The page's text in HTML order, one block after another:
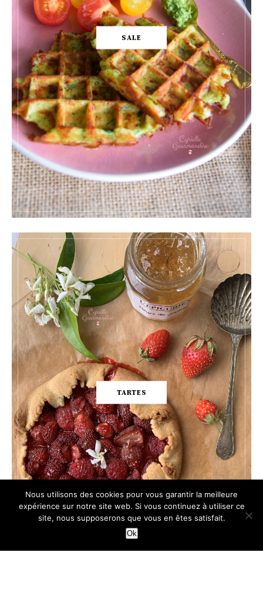
SALE
TARTES
Nous utilisons des cookies pour vous garantir la meilleure
expérience sur notre site web. Si vous continuez à utiliser ce
site, nous supposerons que vous en êtes satisfait.
Ok